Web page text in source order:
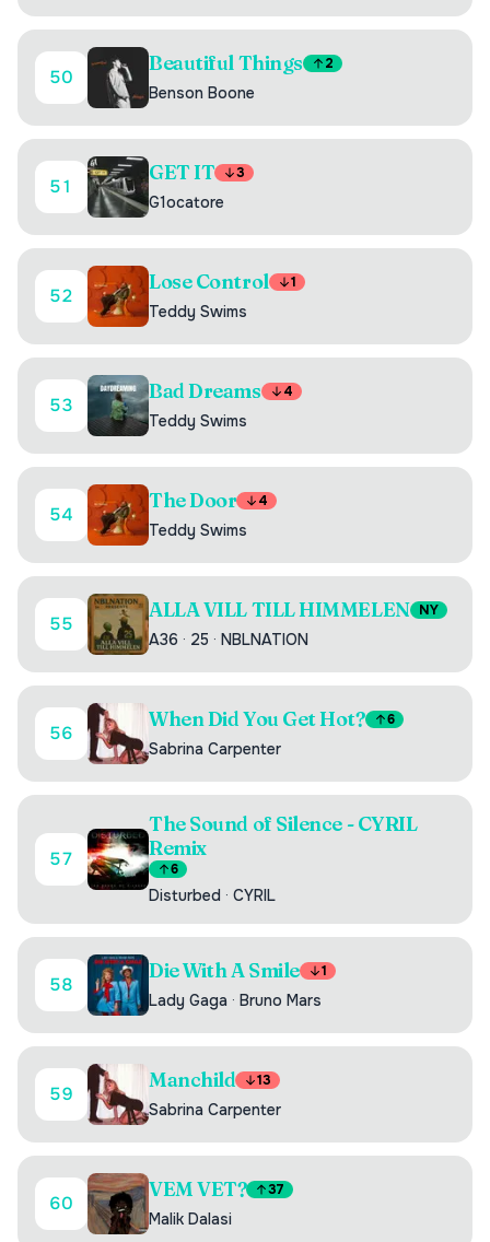
50
Beautiful Things 2
Benson Boone
51
GET IT 3
G1ocatore
52
Lose Control 1
Teddy Swims
53
Bad Dreams 4
Teddy Swims
54
The Door 4
Teddy Swims
55
ALLA VILL TILL HIMMELEN NY
A36 · 25 · NBLNATION
56
When Did You Get Hot? 6
Sabrina Carpenter
57
The Sound of Silence - CYRIL
Remix
6
Disturbed · CYRIL
58
Die With A Smile 1
Lady Gaga · Bruno Mars
59
Manchild 13
Sabrina Carpenter
60
VEM VET? 37
Malik Dalasi